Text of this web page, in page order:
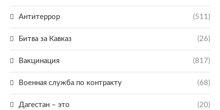
Антитеррор (511)
Битва за Кавказ (26)
Вакцинация (817)
Военная служба по контракту (68)
Дагестан – это (20)